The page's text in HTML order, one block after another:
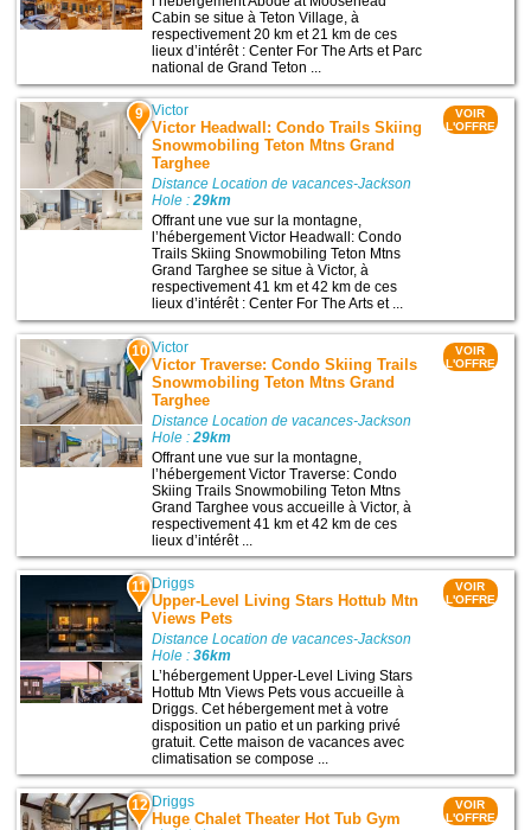
Cabin se situe à Teton Village, à
respectivement 20 km et 21 km de ces
lieux d’intérêt : Center For The Arts et Parc
national de Grand Teton ...
9 Victor
Victor Headwall: Condo Trails Skiing
Snowmobiling Teton Mtns Grand
Targhee
Distance Location de vacances-Jackson
Hole :29km
Offrant une vue sur la montagne,
l’hébergement Victor Headwall: Condo
Trails Skiing Snowmobiling Teton Mtns
Grand Targhee se situe à Victor, à
respectivement 41 km et 42 km de ces
lieux d’intérêt : Center For The Arts et ...
VOIR
L'OFFRE
10 Victor
Victor Traverse: Condo Skiing Trails
Snowmobiling Teton Mtns Grand
Targhee
Distance Location de vacances-Jackson
Hole :29km
Offrant une vue sur la montagne,
l’hébergement Victor Traverse: Condo
Skiing Trails Snowmobiling Teton Mtns
Grand Targhee vous accueille à Victor, à
respectivement 41 km et 42 km de ces
lieux d’intérêt ...
VOIR
L'OFFRE
11 Driggs
Upper-Level Living Stars Hottub Mtn
Views Pets
Distance Location de vacances-Jackson
Hole :36km
L’hébergement Upper-Level Living Stars
Hottub Mtn Views Pets vous accueille à
Driggs. Cet hébergement met à votre
disposition un patio et un parking privé
gratuit. Cette maison de vacances avec
climatisation se compose ...
VOIR
L'OFFRE
12 Driggs
Huge Chalet Theater Hot Tub Gym
VOIR
L'OFFRE